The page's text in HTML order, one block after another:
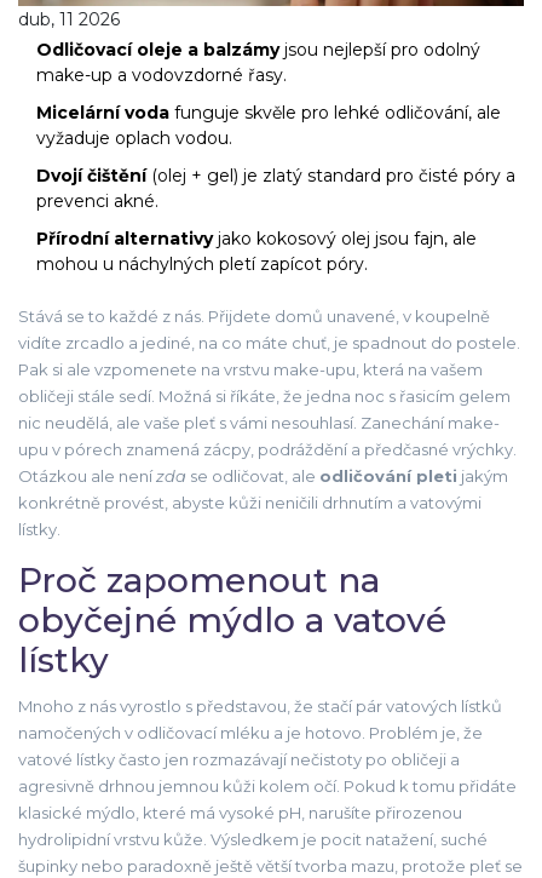
dub, 11 2026
Odličovací oleje a balzámyjsou nejlepší pro odolný
make-up a vodovzdorné řasy.
Micelární voda funguje skvěle pro lehké odličování, ale
vyžaduje oplach vodou.
Dvojí čištění(olej + gel) je zlatý standard pro čisté póry a
prevenci akné.
Přírodní alternativyjako kokosový olej jsou fajn, ale
mohou u náchylných pletí zapícot póry.
Stává se to každé z nás. Přijdete domů unavené, v koupelně
vidíte zrcadlo a jediné, na co máte chuť, je spadnout do postele.
Pak si ale vzpomenete na vrstvu make-upu, která na vašem
obličeji stále sedí. Možná si říkáte, že jedna noc s řasicím gelem
nic neudělá, ale vaše pleť s vámi nesouhlasí. Zanechání make-
upu v pórech znamená zácpy, podráždění a předčasné vrýchky.
Otázkou ale nenízda se odličovat, ale odličování pleti jakým
konkrétně provést, abyste kůži neničili drhnutím a vatovými
lístky.
Proč zapomenout na
obyčejné mýdlo a vatové
lístky
Mnoho z nás vyrostlo s představou, že stačí pár vatových lístků
namočených v odličovací mléku a je hotovo. Problém je, že
vatové lístky často jen rozmazávají nečistoty po obličeji a
agresivně drhnou jemnou kůži kolem očí. Pokud k tomu přidáte
klasické mýdlo, které má vysoké pH, narušíte přirozenou
hydrolipidní vrstvu kůže. Výsledkem je pocit natažení, suché
šupinky nebo paradoxně ještě větší tvorba mazu, protože pleť se